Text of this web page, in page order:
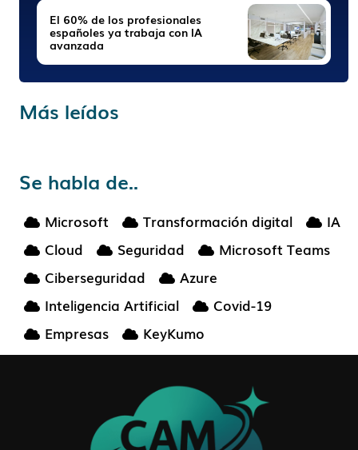
El 60% de los profesionales
españoles ya trabaja con IA
avanzada
Más leídos
Se habla de..
Microsoft Transformación digital
IA
Cloud
Seguridad
Microsoft Teams
Ciberseguridad
Azure
Inteligencia Artificial
Covid-19
Empresas
KeyKumo